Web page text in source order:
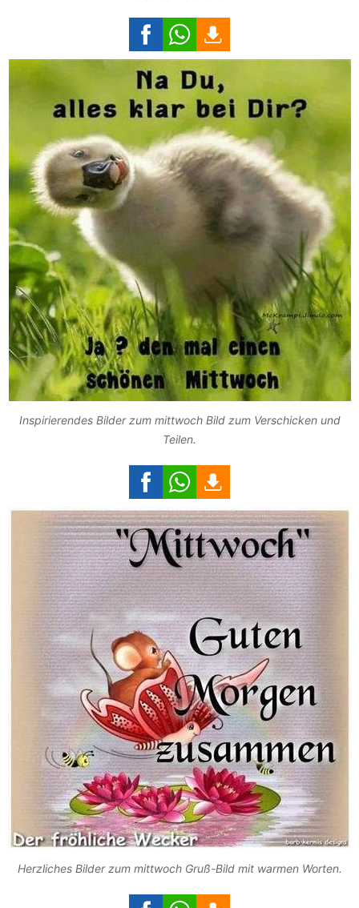
Inspirierendes Bilder zum mittwoch Bild zum Verschicken und
Teilen.
Herzliches Bilder zum mittwoch Gruß-Bild mit warmen Worten.